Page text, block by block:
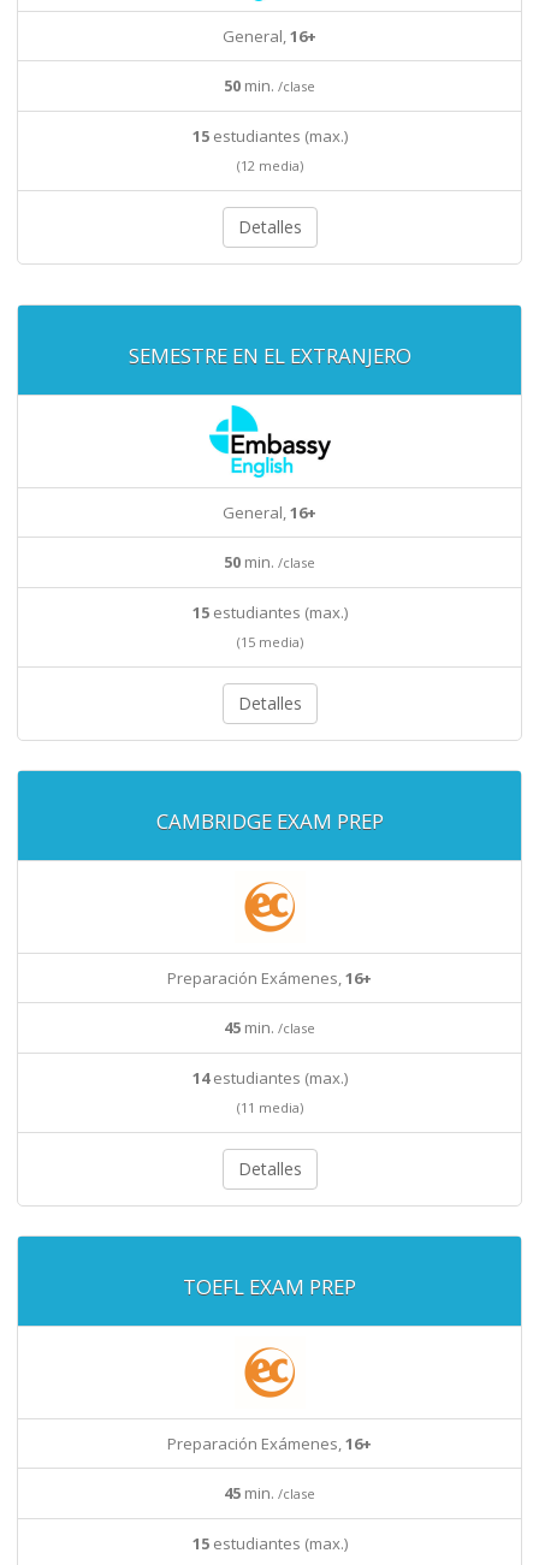
General,16+
50 min. /clase
15estudiantes (max.)
(12 media)
Detalles
SEMESTRE EN EL EXTRANJERO
General,16+
50 min. /clase
15estudiantes (max.)
(15 media)
Detalles
CAMBRIDGE EXAM PREP
Preparación Exámenes,16+
45 min. /clase
14estudiantes (max.)
(11 media)
Detalles
TOEFL EXAM PREP
Preparación Exámenes,16+
45 min. /clase
15estudiantes (max.)